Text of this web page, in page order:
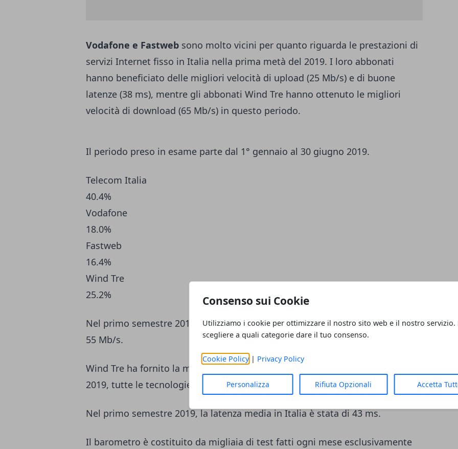
Consenso sui Cookie
Utilizziamo i cookie per ottimizzare il nostro sito web e il nostro servizio.
scegliere a quali categorie dare il tuo consenso.
Cookie Policy| Privacy Policy
Personalizza Rifiuta Opzionali Accetta
Vodafone e Fastweb sono molto vicini per quanto riguarda le prestazioni di
servizi Internet fisso in Italia nella prima metà del 2019. I loro abbonati
hanno beneficiato delle migliori velocità di upload (25 Mb/s) e di buone
latenze (38 ms), mentre gli abbonati Wind Tre hanno ottenuto le migliori
velocità di download (65 Mb/s) in questo periodo.
Il periodo preso in esame parte dal 1° gennaio al 30 giugno 2019.
Telecom Italia
40.4%
Vodafone
18.0%
Fastweb
16.4%
Wind Tre
25.2%
Nel primo semestre 2019, la velocità media di download in Italia è stata 3 di
55 Mb/s.
Wind Tre ha fornito la migliore velocità di download nel primo semestre
2019, tutte le tecnologie combinate.
Nel primo semestre 2019, la latenza media in Italia è stata di 43 ms.
Il barometro è costituito da migliaia di test fatti ogni mese esclusivamente